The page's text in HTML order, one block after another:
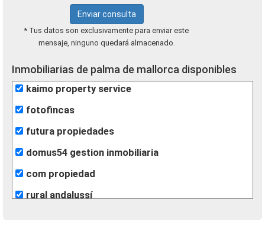
Enviar consulta
* Tus datos son exclusivamente para enviar este
mensaje, ninguno quedará almacenado.
Inmobiliarias de palma de mallorca disponibles
kaimo property service
fotofincas
futura propiedades
domus54 gestion inmobiliaria
com propiedad
rural andalussí